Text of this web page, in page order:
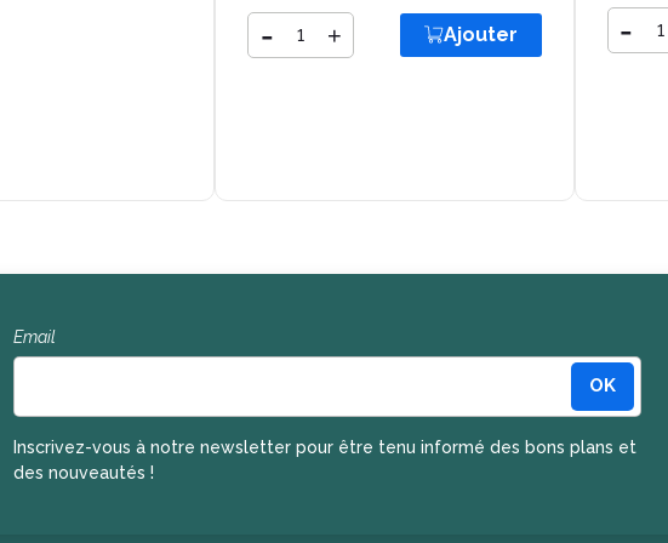
- + Ajouter Ajouter -
Email
OK
Inscrivez-vous à notre newsletter pour être tenu informé des bons plans et
des nouveautés !